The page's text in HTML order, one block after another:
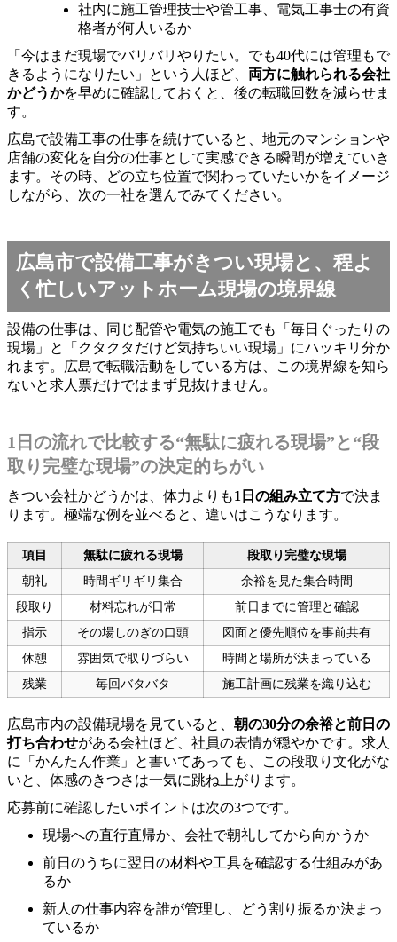
社内に施工管理技士や管工事、電気工事士の有資
格者が何人いるか
「今はまだ現場でバリバリやりたい。でも40代には管理もで
きるようになりたい」という人ほど、 両方に触れられる会社
かどうかを早めに確認しておくと、後の転職回数を減らせま
す。
広島で設備工事の仕事を続けていると、地元のマンションや
店舗の変化を自分の仕事として実感できる瞬間が増えていき
ます。その時、どの立ち位置で関わっていたいかをイメージ
しながら、次の一社を選んでみてください。
広島市で設備工事がきつい現場と、程よ
く忙しいアットホーム現場の境界線
設備の仕事は、同じ配管や電気の施工でも「毎日ぐったりの
現場」と「クタクタだけど気持ちいい現場」にハッキリ分か
れます。広島で転職活動をしている方は、この境界線を知ら
ないと求人票だけではまず見抜けません。
1日の流れで比較する“無駄に疲れる現場”と“段
取り完璧な現場”の決定的ちがい
きつい会社かどうかは、体力よりも1日の組み立て方で決ま
ります。極端な例を並べると、違いはこうなります。
項目 無駄に疲れる現場
段取り完璧な現場
朝礼
時間ギリギリ集合
余裕を見た集合時間
段取り
材料忘れが日常
前日までに管理と確認
指示
その場しのぎの口頭
図面と優先順位を事前共有
休憩
雰囲気で取りづらい
時間と場所が決まっている
残業
毎回バタバタ 施工計画に残業を織り込む
広島市内の設備現場を見ていると、 朝の30分の余裕と前日の
打ち合わせがある会社ほど、社員の表情が穏やかです。求人
に「かんたん作業」と書いてあっても、この段取り文化がな
いと、体感のきつさは一気に跳ね上がります。
応募前に確認したいポイントは次の3つです。
現場への直行直帰か、会社で朝礼してから向かうか
前日のうちに翌日の材料や工具を確認する仕組みがあ
るか
新人の仕事内容を誰が管理し、どう割り振るか決まっ
ているか